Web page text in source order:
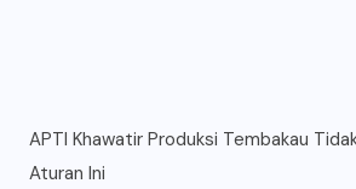
APTI Khawatir Produksi Tembakau
Aturan Ini